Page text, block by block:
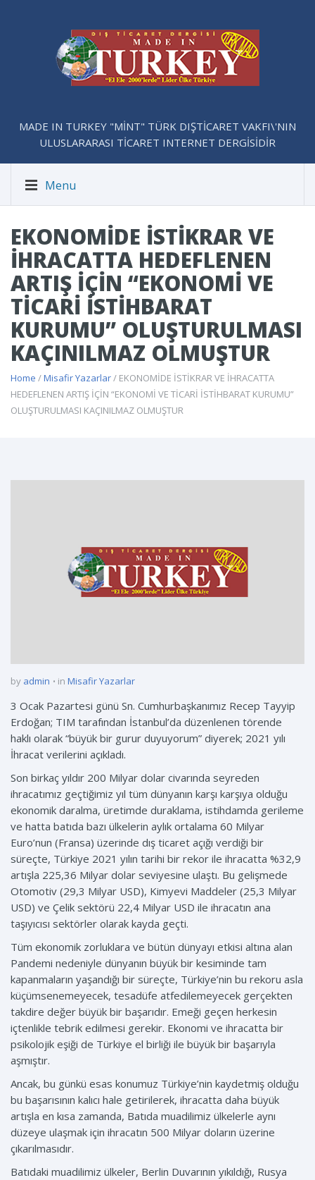
MADE IN TURKEY "MİNT" TÜRK DIŞTİCARET VAKFI\'NIN
ULUSLARARASI TİCARET INTERNET DERGİSİDİR
Menu
EKONOMİDE İSTİKRAR VE
İHRACATTA HEDEFLENEN
ARTIŞ İÇİN “EKONOMİ VE
TİCARİ İSTİHBARAT
KURUMU” OLUŞTURULMASI
KAÇINILMAZ OLMUŞTUR
Home /Misafir Yazarlar/ EKONOMİDE İSTİKRAR VE İHRACATTA
HEDEFLENEN ARTIŞ İÇİN “EKONOMİ VE TİCARİ İSTİHBARAT KURUMU”
OLUŞTURULMASI KAÇINILMAZ OLMUŞTUR
by admin in Misafir Yazarlar
3 Ocak Pazartesi günü Sn. Cumhurbaşkanımız Recep Tayyip
Erdoğan; TIM tarafından İstanbul’da düzenlenen törende
haklı olarak “büyük bir gurur duyuyorum” diyerek; 2021 yılı
İhracat verilerini açıkladı.
Son birkaç yıldır 200 Milyar dolar civarında seyreden
ihracatımız geçtiğimiz yıl tüm dünyanın karşı karşıya olduğu
ekonomik daralma, üretimde duraklama, istihdamda gerileme
ve hatta batıda bazı ülkelerin aylık ortalama 60 Milyar
Euro’nun (Fransa) üzerinde dış ticaret açığı verdiği bir
süreçte, Türkiye 2021 yılın tarihi bir rekor ile ihracatta %32,9
artışla 225,36 Milyar dolar seviyesine ulaştı. Bu gelişmede
Otomotiv (29,3 Milyar USD), Kimyevi Maddeler (25,3 Milyar
USD) ve Çelik sektörü 22,4 Milyar USD ile ihracatın ana
taşıyıcısı sektörler olarak kayda geçti.
Tüm ekonomik zorluklara ve bütün dünyayı etkisi altına alan
Pandemi nedeniyle dünyanın büyük bir kesiminde tam
kapanmaların yaşandığı bir süreçte, Türkiye’nin bu rekoru asla
küçümsenemeyecek, tesadüfe atfedilemeyecek gerçekten
takdire değer büyük bir başarıdır. Emeği geçen herkesin
içtenlikle tebrik edilmesi gerekir. Ekonomi ve ihracatta bir
psikolojik eşiği de Türkiye el birliği ile büyük bir başarıyla
aşmıştır.
Ancak, bu günkü esas konumuz Türkiye’nin kaydetmiş olduğu
bu başarısının kalıcı hale getirilerek, ihracatta daha büyük
artışla en kısa zamanda, Batıda muadilimiz ülkelerle aynı
düzeye ulaşmak için ihracatın 500 Milyar doların üzerine
çıkarılmasıdır.
Batıdaki muadilimiz ülkeler, Berlin Duvarının yıkıldığı, Rusya